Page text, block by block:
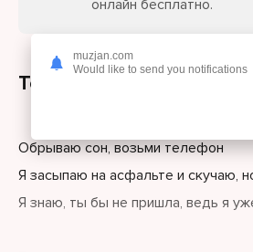
онлайн бесплатно.
Текст песни
Обрываю сон, возьми телефон
Я засыпаю на асфальте и скучаю,
Я знаю, ты бы не пришла, ведь я
muzjan.com
Would like to send you notifications